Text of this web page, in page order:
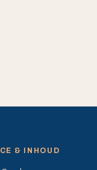
& INHOUD